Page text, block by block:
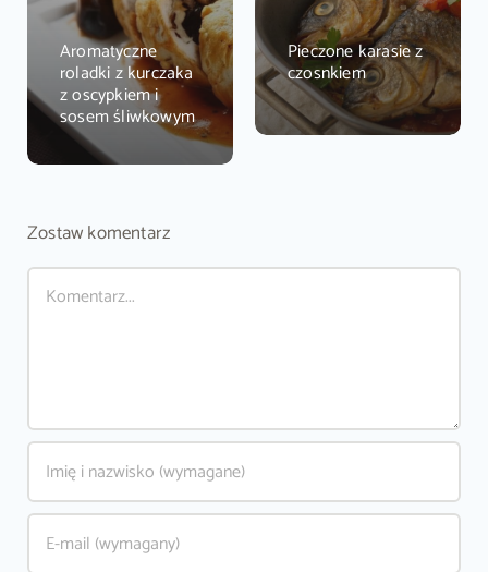
Aromatyczne
roladki z kurczaka
z oscypkiem i
sosem śliwkowym
Pieczone karasie z
czosnkiem
Zostaw komentarz
Comment